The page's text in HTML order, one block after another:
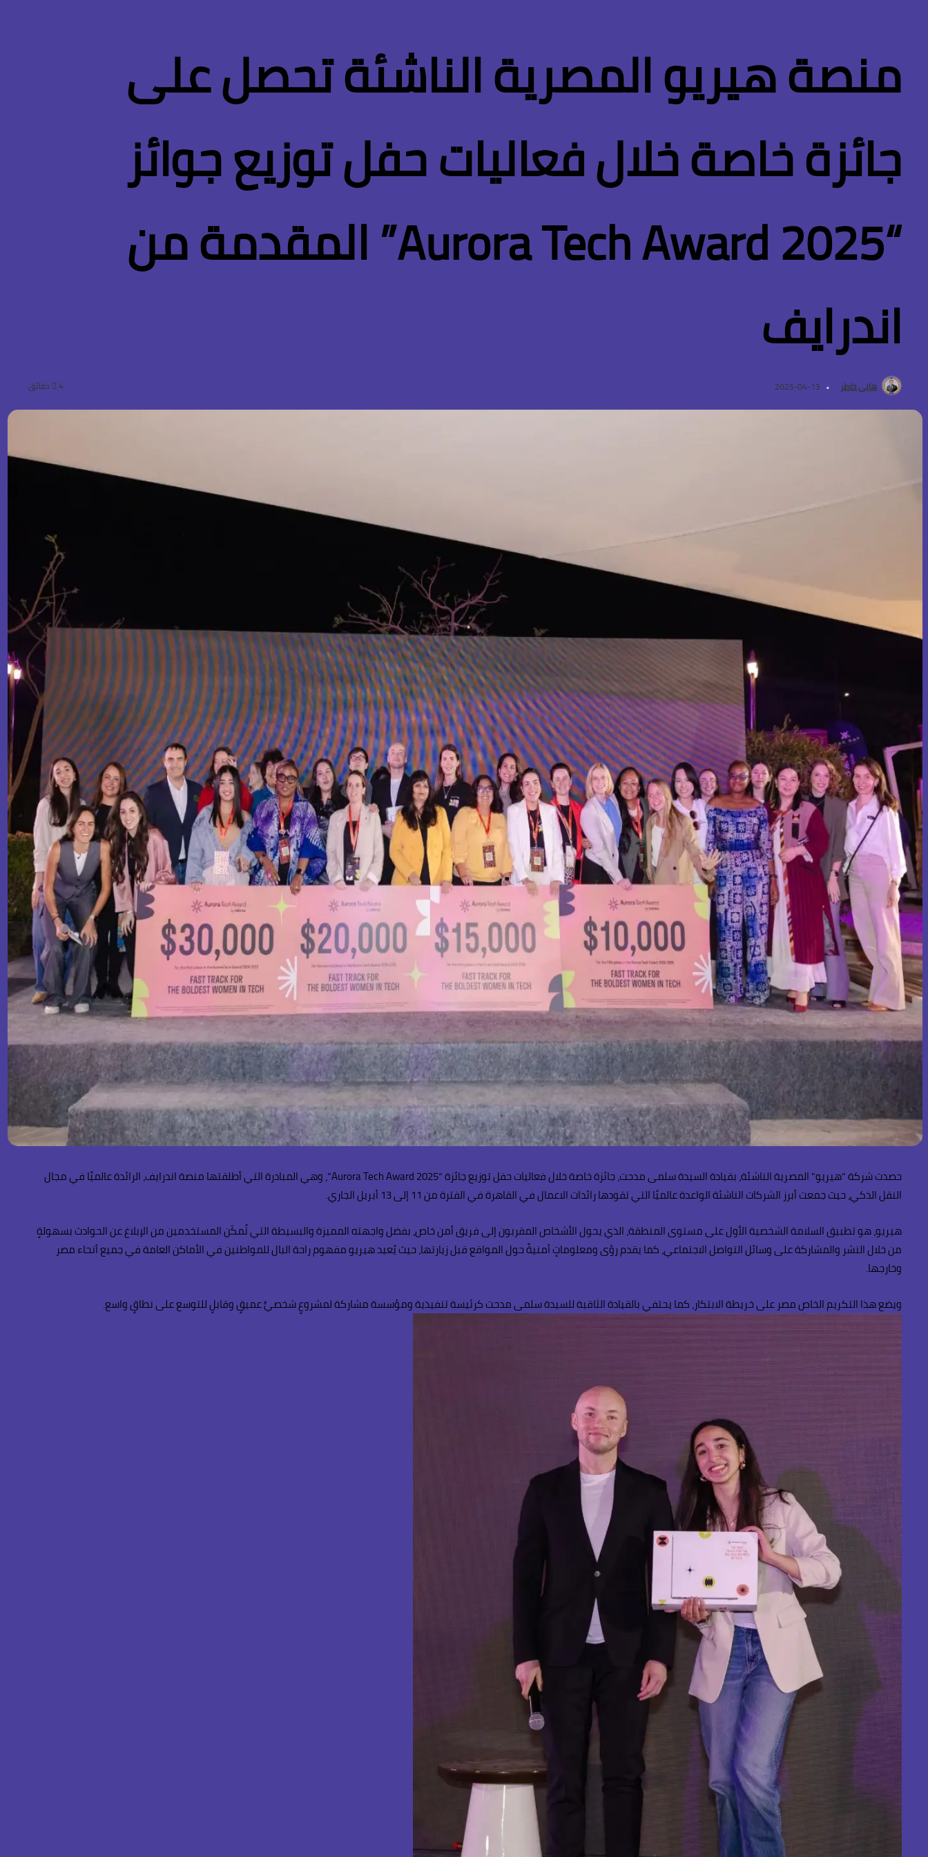
منصة هيريو المصرية الناشئة تحصل على
جائزة خاصة خلال فعاليات حفل توزيع جوائز
“2025 Aurora Tech Award” المقدمة من
اندرايف
هانى خاطر 2025-04-13 4 دقائق
حصدت شركة “هيريو” المصرية الناشئة، بقيادة السيدة سلمى مدحت، جائزة خاصة خلال فعاليات حفل توزيع جائزة “2025 Aurora Tech Award”، وهي المبادرة التي أطلقتها منصة اندرايف، الرائدة عالميًا في مجال
النقل الذكي، حيث جمعت أبرز الشركات الناشئة الواعدة عالميًا التي تقودها رائدات الاعمال في القاهرة في الفترة من 11 إلى 13 أبريل الجاري.
هيريو، هو تطبيق السلامة الشخصية الأول على مستوى المنطقة، الذي يحول الأشخاص المقربون إلى فريق أمن خاص، بفضل واجهته المميزة والبسيطة التي تُمكّن المستخدمين من الإبلاغ عن الحوادث بسهولةٍ
من خلال النشر والمشاركة على وسائل التواصل الاجتماعي، كما يقدم رؤى ومعلوماتٍ أمنيةً حول المواقع قبل زيارتها، حيث يُعيد هيريو مفهوم راحة البال للمواطنين في الأماكن العامة في جميع أنحاء مصر
وخارجها.
ويضع هذا التكريم الخاص مصر على خريطة الابتكار، كما يحتفي بالقيادة الثاقبة للسيدة سلمى مدحت كرئيسة تنفيذية ومؤسسة مشاركة لمشروعٍ شخصيٍّ عميقٍ وقابلٍ للتوسع على نطاقٍ واسع.